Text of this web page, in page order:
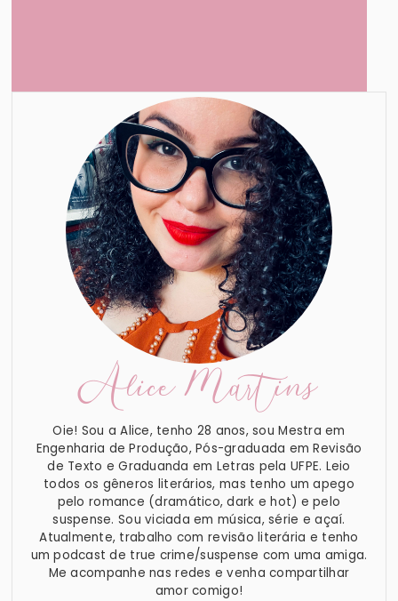
Alice Martins
Oie! Sou a Alice, tenho 28 anos, sou Mestra em
Engenharia de Produção, Pós-graduada em Revisão
de Texto e Graduanda em Letras pela UFPE. Leio
todos os gêneros literários, mas tenho um apego
pelo romance (dramático, dark e hot) e pelo
suspense. Sou viciada em música, série e açaí.
Atualmente, trabalho com revisão literária e tenho
um podcast de true crime/suspense com uma amiga.
Me acompanhe nas redes e venha compartilhar
amor comigo!